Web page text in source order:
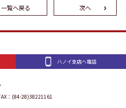
一覧へ戻る 次へ
ハノイ支店へ電話
：(84-28)38221161